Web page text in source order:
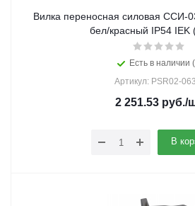
Вилка переносная силовая ССИ-
Есть в наличии
Артикул: PSR02-
2 251.53 руб./
В